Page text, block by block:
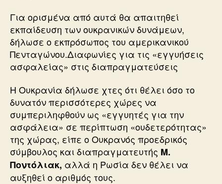
Για ορισμένα από αυτά θα απαιτηθεί
εκπαίδευση των ουκρανικών δυνάμεων,
δήλωσε ο εκπρόσωπος του αμερικανικού
Πενταγώνου.Διαφωνίες για τις «εγγυήσεις
ασφαλείας» στις διαπραγματεύσεις
Η Ουκρανία δήλωσε χτες ότι θέλει όσο το
δυνατόν περισσότερες χώρες να
συμπεριληφθούν ως «εγγυητές για την
ασφάλεια» σε περίπτωση «ουδετερότητας»
της χώρας, είπε ο Ουκρανός προεδρικός
σύμβουλος και διαπραγματευτής Μ.
Ποντόλιακ, αλλά η Ρωσία δεν θέλει να
αυξηθεί ο αριθμός τους.